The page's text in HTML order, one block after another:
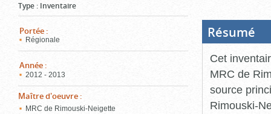
Type : Inventaire
Portée :
Régionale
Année :
2012 - 2013
Maître d'oeuvre :
MRC de Rimouski-Neigette
Résumé
Cet
MRC de
source
Rimouski-